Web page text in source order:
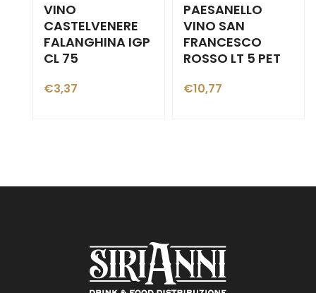
VINO
CASTELVENERE
FALANGHINA IGP
CL 75
€3,37
PAESANELLO
VINO SAN
FRANCESCO
ROSSO LT 5 PET
€10,77